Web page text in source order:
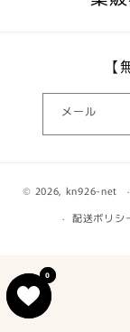
メール
© 2026, kn926-net
配送ポリシ
0
0